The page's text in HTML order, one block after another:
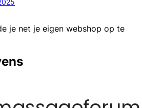
je net je eigen webshop op te